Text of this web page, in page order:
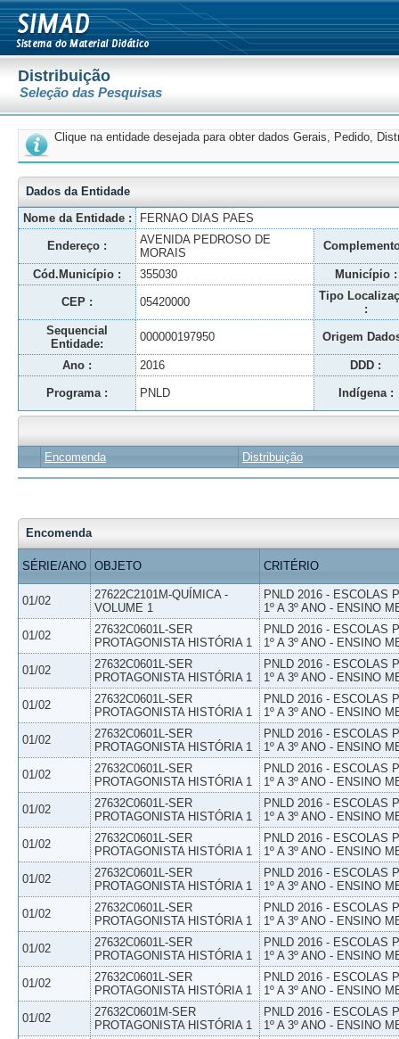
Distribuição
Seleção das Pesquisas
Clique na entidade desejada para obter dados Gerais, Pedido,
Dados da Entidade
Nome da Entidade :
FERNAO DIAS PAES
Endereço :
AVENIDA PEDROSO DE
MORAIS
Cód.Município : 355030 Município :
CEP : 05420000
Tipo
:
Sequencial
Entidade:
000000197950 Origem
Ano : 2016 DDD :
Programa : PNLD Indígena :
Encomenda Distribuição
Encomenda
SÉRIE/ANO OBJETO CRITÉRIO
01/02
27622C2101M-QUÍMICA -
VOLUME 1
PNLD 2016 - ESCOLAS
1º A 3º ANO - ENSINO
01/02
27632C0601L-SER
PROTAGONISTA HISTÓRIA 1
PNLD 2016 - ESCOLAS
1º A 3º ANO - ENSINO
01/02
27632C0601L-SER
PROTAGONISTA HISTÓRIA 1
PNLD 2016 - ESCOLAS
1º A 3º ANO - ENSINO
01/02
27632C0601L-SER
PROTAGONISTA HISTÓRIA 1
PNLD 2016 - ESCOLAS
1º A 3º ANO - ENSINO
01/02
27632C0601L-SER
PROTAGONISTA HISTÓRIA 1
PNLD 2016 - ESCOLAS
1º A 3º ANO - ENSINO
01/02
27632C0601L-SER
PROTAGONISTA HISTÓRIA 1
PNLD 2016 - ESCOLAS
1º A 3º ANO - ENSINO
01/02
27632C0601L-SER
PROTAGONISTA HISTÓRIA 1
PNLD 2016 - ESCOLAS
1º A 3º ANO - ENSINO
01/02
27632C0601L-SER
PROTAGONISTA HISTÓRIA 1
PNLD 2016 - ESCOLAS
1º A 3º ANO - ENSINO
01/02
27632C0601L-SER
PROTAGONISTA HISTÓRIA 1
PNLD 2016 - ESCOLAS
1º A 3º ANO - ENSINO
01/02
27632C0601L-SER
PROTAGONISTA HISTÓRIA 1
PNLD 2016 - ESCOLAS
1º A 3º ANO - ENSINO
01/02
27632C0601L-SER
PROTAGONISTA HISTÓRIA 1
PNLD 2016 - ESCOLAS
1º A 3º ANO - ENSINO
01/02
27632C0601L-SER
PROTAGONISTA HISTÓRIA 1
PNLD 2016 - ESCOLAS
1º A 3º ANO - ENSINO
01/02
27632C0601M-SER
PROTAGONISTA HISTÓRIA 1
PNLD 2016 - ESCOLAS
1º A 3º ANO - ENSINO